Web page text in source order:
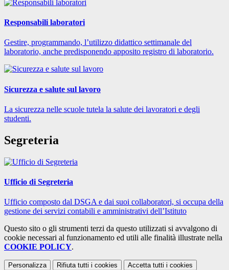
Responsabili laboratori
Gestire, programmando, l’utilizzo didattico settimanale del
laboratorio, anche predisponendo apposito registro di laboratorio.
Sicurezza e salute sul lavoro
La sicurezza nelle scuole tutela la salute dei lavoratori e degli
studenti.
Segreteria
Ufficio di Segreteria
Ufficio composto dal DSGA e dai suoi collaboratori, si occupa della
gestione dei servizi contabili e amministrativi dell’Istituto
Questo sito o gli strumenti terzi da questo utilizzati si avvalgono di
cookie necessari al funzionamento ed utili alle finalità illustrate nella
COOKIE POLICY.
Personalizza Rifiuta tutti i cookies Accetta tutti i cookies